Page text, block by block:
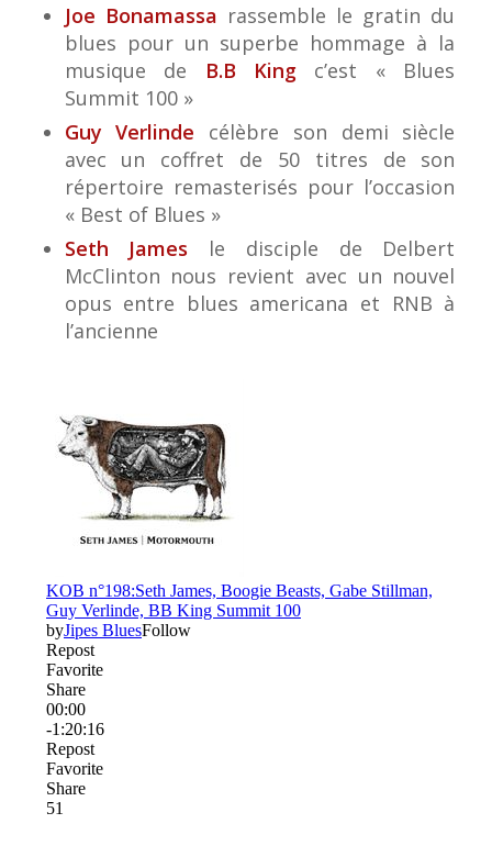
Joe Bonamassa rassemble le gratin du
blues pour un superbe hommage à la
musique de
B.B King c’est « Blues
Summit 100 »
Guy Verlinde célèbre son demi siècle
avec un coffret de 50 titres de son
répertoire remasterisés pour l’occasion
« Best of Blues »
Seth James le disciple de Delbert
McClinton nous revient avec un nouvel
opus entre blues americana et RNB à
l’ancienne